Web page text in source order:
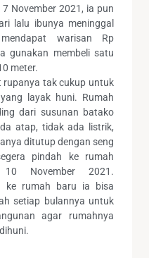
November 2021, ia pun
lalu ibunya meninggal
warisan Rp
gunakan membeli satu
meter.
rupanya tak cukup untuk
layak huni. Rumah
dari susunan batako
atap, tidak ada listrik,
ditutup dengan seng
pindah ke rumah
November 2021.
ke rumah baru ia bisa
setiap bulannya untuk
agar rumahnya